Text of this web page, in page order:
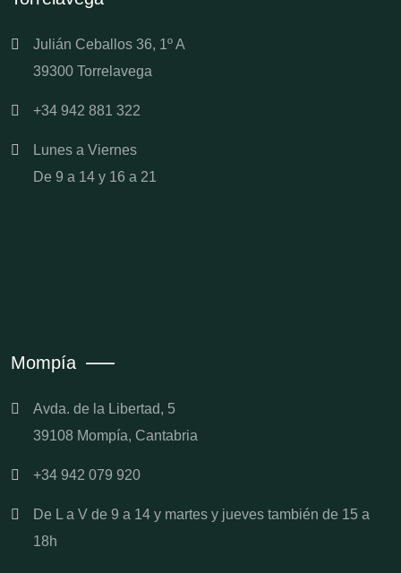
Julián Ceballos 36, 1º A
39300 Torrelavega
+34 942 881 322
Lunes a Viernes
De 9 a 14 y 16 a 21
Mompía
Avda. de la Libertad, 5
39108 Mompía, Cantabria
+34 942 079 920
De L a V de 9 a 14 y martes y jueves también de 15 a
18h